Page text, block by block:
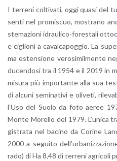
I ter­re­ni col­ti­va­ti, oggi quasi del
sen­ti nel pro­mi­scuo, mo­stra­no
ste­ma­zio­ni idrau­li­co-fo­re­sta­li
e ci­glio­ni a ca­val­ca­pog­gio. La
ma esten­sio­ne ve­ro­si­mil­men­te
du­cen­do­si tra il 1954 e il 2019 in
mi­su­ra più im­por­tan­te alla sua
di al­cu­ni se­mi­na­ti­vi e oli­ve­ti,
l’U­so del Suolo da foto aeree
Monte Mo­rel­lo del 1979. L’u­ni­ca
gi­stra­ta nel ba­ci­no da Co­ri­ne
2000 a se­gui­to
rado) di Ha 8,48 di ter­re­ni agri­co­li